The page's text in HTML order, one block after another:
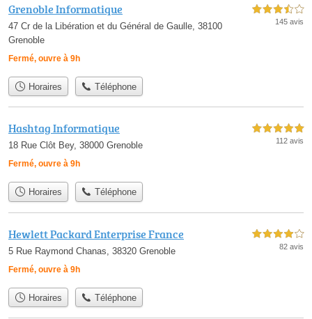
Grenoble Informatique
47 Cr de la Libération et du Général de Gaulle, 38100
Grenoble
Fermé, ouvre à 9h
3,5 étoiles sur 5
145 avis
Horaires Téléphone
Hashtag Informatique
18 Rue Clôt Bey, 38000 Grenoble
Fermé, ouvre à 9h
5,0 étoiles sur 5
112 avis
Horaires Téléphone
Hewlett Packard Enterprise France
5 Rue Raymond Chanas, 38320 Grenoble
Fermé, ouvre à 9h
4,0 étoiles sur 5
82 avis
Horaires Téléphone